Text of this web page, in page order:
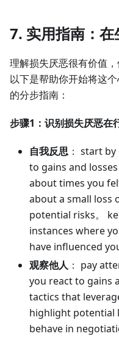
7. 实用指南：
理解损失厌恶很有价值
以下是帮助你开始将这
的分步指南：
步骤1：识别损失厌恶在
自我反思 ： start
to gains and
about times you
about a small loss
potential risks。
instances where
have influenced
观察他人 ： pay
you react to gains
tactics that
highlight potential
behave in